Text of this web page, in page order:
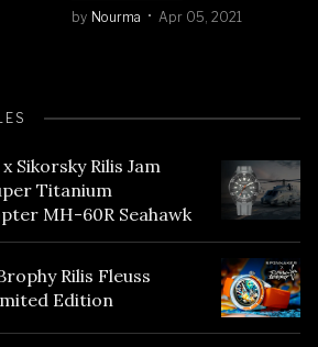
by Nourma Apr 05, 2021
Sikorsky Rilis Jam
Titanium
MH-60R Seahawk
Rilis Fleuss
Edition